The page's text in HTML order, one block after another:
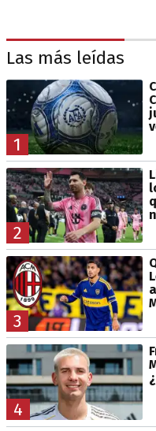
Las más leídas
1
2
3
4